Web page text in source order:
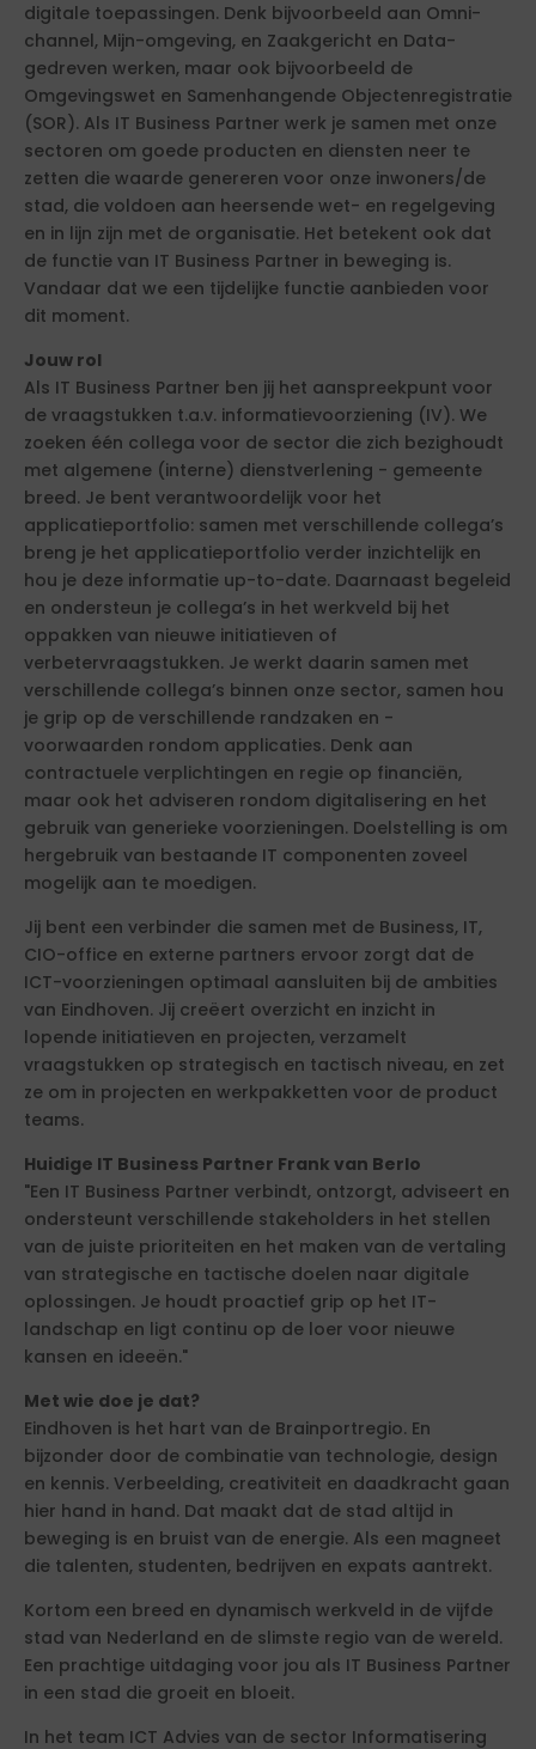
digitale toepassingen. Denk bijvoorbeeld aan Omni-
channel, Mijn-omgeving, en Zaakgericht en Data-
gedreven werken, maar ook bijvoorbeeld de
Omgevingswet en Samenhangende Objectenregistratie
(SOR). Als IT Business Partner werk je samen met onze
sectoren om goede producten en diensten neer te
zetten die waarde genereren voor onze inwoners/de
stad, die voldoen aan heersende wet- en regelgeving
en in lijn zijn met de organisatie. Het betekent ook dat
de functie van IT Business Partner in beweging is.
Vandaar dat we een tijdelijke functie aanbieden voor
dit moment.
Jouw rol
Als IT Business Partner ben jij het aanspreekpunt voor
de vraagstukken t.a.v. informatievoorziening (IV). We
zoeken één collega voor de sector die zich bezighoudt
met algemene (interne) dienstverlening - gemeente
breed. Je bent verantwoordelijk voor het
applicatieportfolio: samen met verschillende collega’s
breng je het applicatieportfolio verder inzichtelijk en
hou je deze informatie up-to-date. Daarnaast begeleid
en ondersteun je collega’s in het werkveld bij het
oppakken van nieuwe initiatieven of
verbetervraagstukken. Je werkt daarin samen met
verschillende collega’s binnen onze sector, samen hou
je grip op de verschillende randzaken en -
voorwaarden rondom applicaties. Denk aan
contractuele verplichtingen en regie op financiën,
maar ook het adviseren rondom digitalisering en het
gebruik van generieke voorzieningen. Doelstelling is om
hergebruik van bestaande IT componenten zoveel
mogelijk aan te moedigen.
Jij bent een verbinder die samen met de Business, IT,
CIO-office en externe partners ervoor zorgt dat de
ICT-voorzieningen optimaal aansluiten bij de ambities
van Eindhoven. Jij creëert overzicht en inzicht in
lopende initiatieven en projecten, verzamelt
vraagstukken op strategisch en tactisch niveau, en zet
ze om in projecten en werkpakketten voor de product
teams.
Huidige IT Business Partner Frank van Berlo
"Een IT Business Partner verbindt, ontzorgt, adviseert en
ondersteunt verschillende stakeholders in het stellen
van de juiste prioriteiten en het maken van de vertaling
van strategische en tactische doelen naar digitale
oplossingen. Je houdt proactief grip op het IT-
landschap en ligt continu op de loer voor nieuwe
kansen en ideeën."
Met wie doe je dat?
Eindhoven is het hart van de Brainportregio. En
bijzonder door de combinatie van technologie, design
en kennis. Verbeelding, creativiteit en daadkracht gaan
hier hand in hand. Dat maakt dat de stad altijd in
beweging is en bruist van de energie. Als een magneet
die talenten, studenten, bedrijven en expats aantrekt.
Kortom een breed en dynamisch werkveld in de vijfde
stad van Nederland en de slimste regio van de wereld.
Een prachtige uitdaging voor jou als IT Business Partner
in een stad die groeit en bloeit.
In het team ICT Advies van de sector Informatisering